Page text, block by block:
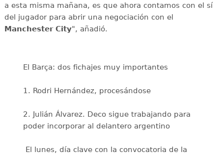
a esta misma mañana, es que ahora contamos con el sí
del jugador para abrir una negociación con el
Manchester City", añadió.
El Barça: dos fichajes muy importantes
1. Rodri Hernández, procesándose
2. Julián Álvarez. Deco sigue trabajando para
poder incorporar al delantero argentino
️ El lunes, día clave con la convocatoria de la